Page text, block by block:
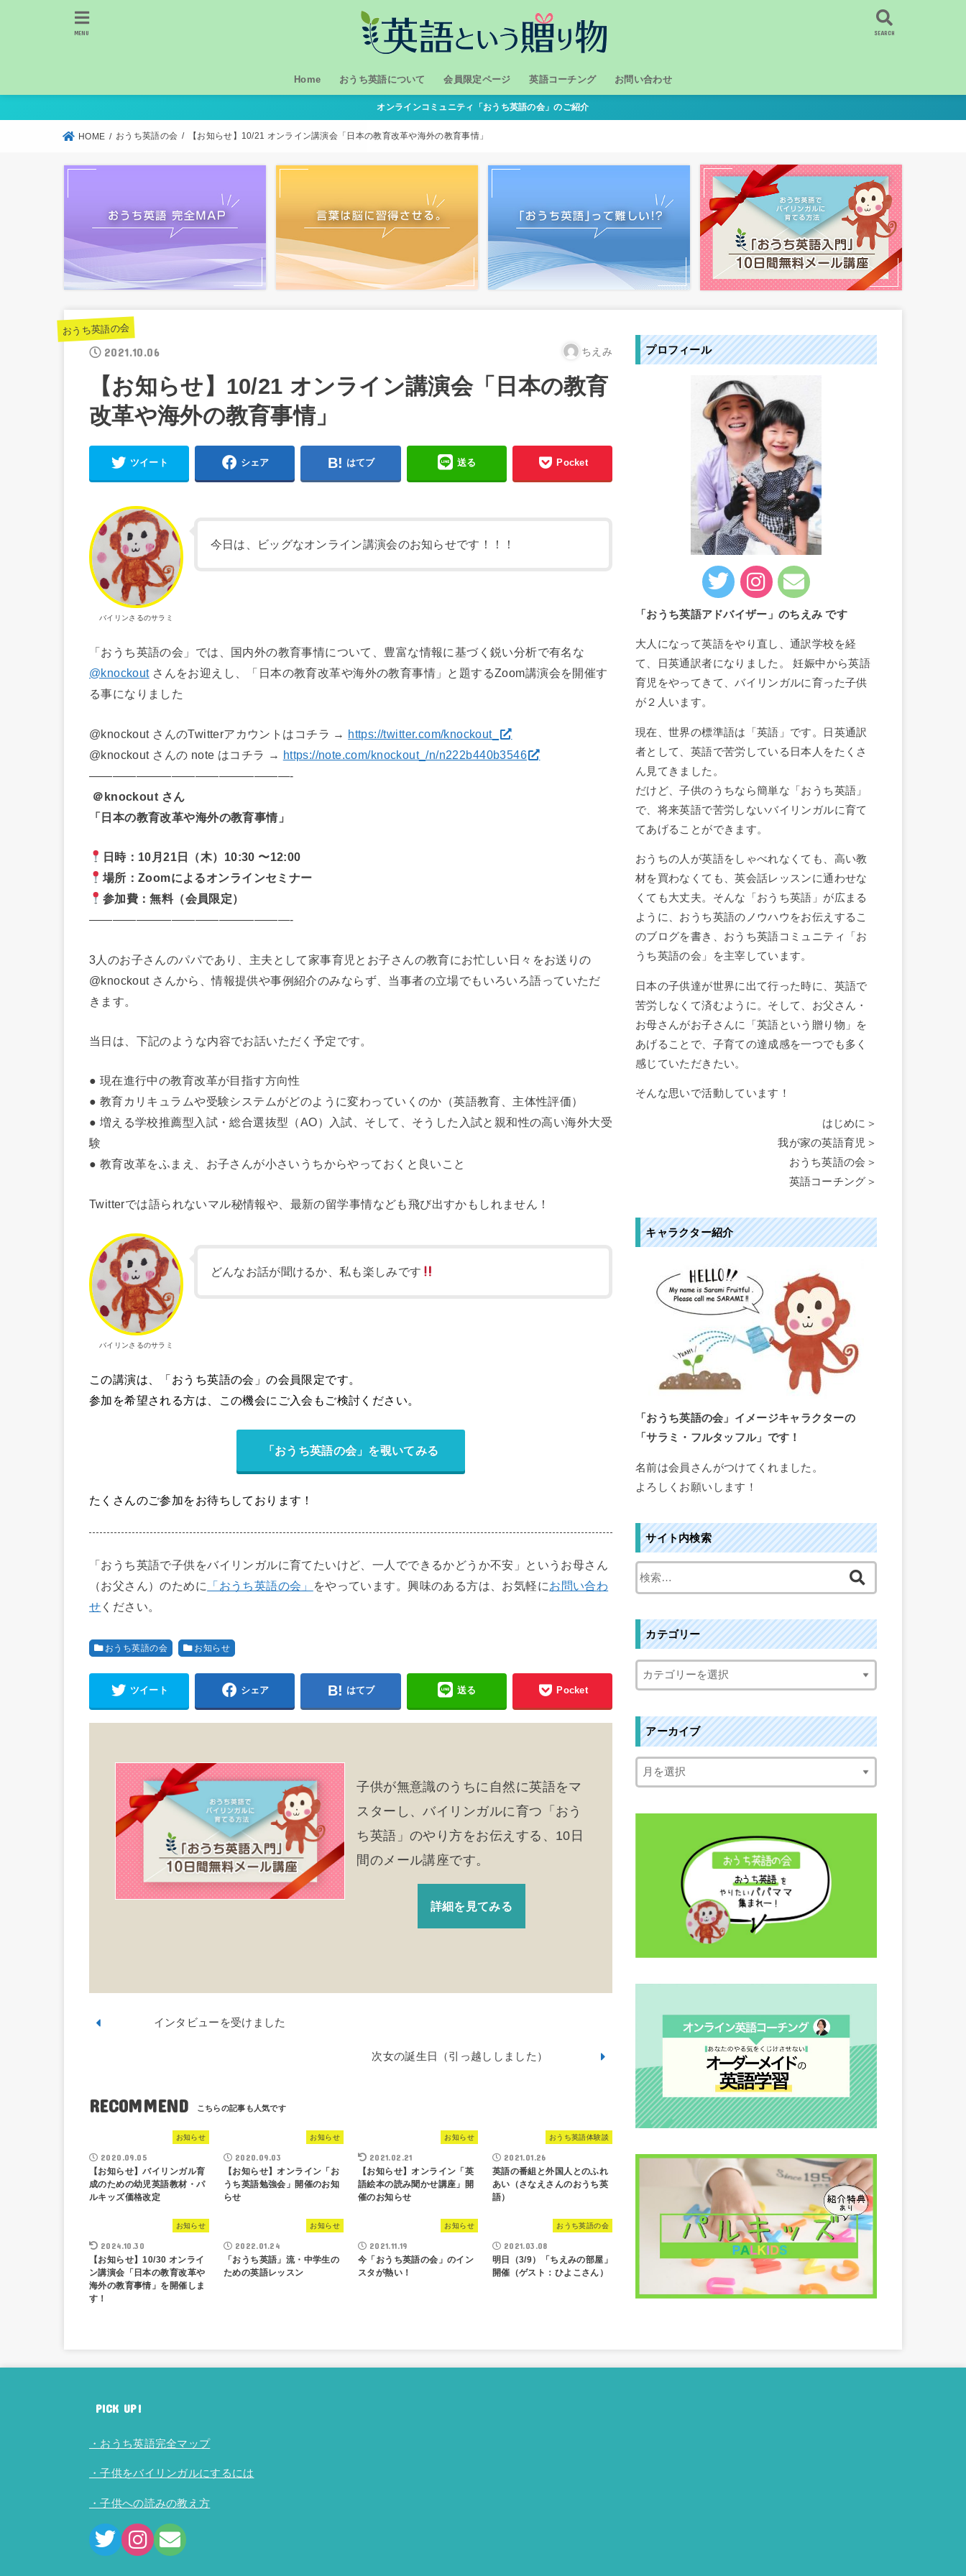
Home おうち英語について
１．我が家のおうち英語
２．どうして「おうち英語」？
３．おうち英語の進め方
おうち英語の体験談
おうち英語勉強会
会員限定ページ 英語コーチング お問い合わせ
SEARCH
MENU
オンラインコミュニティ「おうち英語の会」のご紹介
HOME おうち英語の会 【お知らせ】10/21 オンライン講演会「日本の教育改革や海外の教育事情」
おうち英語の会
2021.10.06 ちえみ
【お知らせ】10/21 オンライン講演会「日本の教育
改革や海外の教育事情」
ツイート シェア はてブ 送る Pocket
バイリンさるのサラミ
今日は、ビッグなオンライン講演会のお知らせです！！！
「おうち英語の会」では、国内外の教育事情について、豊富な情報に基づく鋭い分析で有名な
@knockoutさんをお迎えし、「日本の教育改革や海外の教育事情」と題するZoom講演会を開催す
る事になりました
@knockout さんのTwitterアカウントはコチラ → https://twitter.com/knockout_
@knockout さんの note はコチラ → https://note.com/knockout_/n/n222b440b3546
—————————————————-
＠knockout さん
「日本の教育改革や海外の教育事情」
日時：10月21日（木）10:30 〜12:00
場所：Zoomによるオンラインセミナー
参加費：無料（会員限定）
—————————————————-
3人のお子さんのパパであり、主夫として家事育児とお子さんの教育にお忙しい日々をお送りの
@knockout さんから、情報提供や事例紹介のみならず、当事者の立場でもいろいろ語っていただ
きます。
当日は、下記のような内容でお話いただく予定です。
● 現在進行中の教育改革が目指す方向性
● 教育カリキュラムや受験システムがどのように変わっていくのか（英語教育、主体性評価）
● 増える学校推薦型入試・総合選抜型（AO）入試、そして、そうした入試と親和性の高い海外大受
験
● 教育改革をふまえ、お子さんが小さいうちからやっておくと良いこと
Twitterでは語られないマル秘情報や、最新の留学事情なども飛び出すかもしれません！
バイリンさるのサラミ
どんなお話が聞けるか、私も楽しみです
この講演は、「おうち英語の会」の会員限定です。
参加を希望される方は、この機会にご入会もご検討ください。
「おうち英語の会」を覗いてみる
たくさんのご参加をお待ちしております！
「おうち英語で子供をバイリンガルに育てたいけど、一人でできるかどうか不安」というお母さん
（お父さん）のために
「おうち英語の会」 をやっています。興味のある方は、お気軽に お問い合わ
せ ください。
おうち英語の会 お知らせ
ツイート シェア はてブ 送る Pocket
子供が無意識のうちに自然に英語をマ
スターし、バイリンガルに育つ「おう
ち英語」のやり方をお伝えする、10日
間のメール講座です。
詳細を見てみる
インタビューを受けました
次女の誕生日（引っ越ししました）
RECOMMEND
お知らせ
2020.09.05
【お知らせ】バイリンガル育
成のための幼児英語教材・パ
ルキッズ価格改定
お知らせ
2020.09.03
【お知らせ】オンライン「お
うち英語勉強会」開催のお知
らせ
お知らせ
2021.02.21
【お知らせ】オンライン「英
語絵本の読み聞かせ講座」開
催のお知らせ
おうち英語体験談
2021.01.26
英語の番組と外国人とのふれ
あい（さなえさんのおうち英
語）
お知らせ
2024.10.30
【お知らせ】10/30 オンライ
ン講演会「日本の教育改革や
海外の教育事情」を開催しま
す！
お知らせ
2022.01.24
「おうち英語」流・中学生の
ための英語レッスン
お知らせ
2021.11.19
今「おうち英語の会」のイン
スタが熱い！
おうち英語の会
2021.03.08
明日（3/9）「ちえみの部屋」
開催（ゲスト：ひよこさん）
プロフィール
「おうち英語アドバイザー」のちえみ です
大人になって英語をやり直し、通訳学校を経
て、日英通訳者になりました。 妊娠中から英語
育児をやってきて、バイリンガルに育った子供
が２人います。
現在、世界の標準語は「英語」です。日英通訳
者として、英語で苦労している日本人をたくさ
ん見てきました。
だけど、子供のうちなら簡単な「おうち英語」
で、将来英語で苦労しないバイリンガルに育て
てあげることができます。
おうちの人が英語をしゃべれなくても、高い教
材を買わなくても、英会話レッスンに通わせな
くても大丈夫。そんな「おうち英語」が広まる
ように、おうち英語のノウハウをお伝えするこ
のブログを書き、おうち英語コミュニティ「お
うち英語の会」を主宰しています。
日本の子供達が世界に出て行った時に、英語で
苦労しなくて済むように。そして、お父さん・
お母さんがお子さんに「英語という贈り物」を
あげることで、子育ての達成感を一つでも多く
感じていただきたい。
そんな思いで活動しています！
はじめに＞
我が家の英語育児＞
おうち英語の会＞
英語コーチング＞
キャラクター紹介
「おうち英語の会」イメージキャラクターの
「サラミ・フルタッフル」です！
名前は会員さんがつけてくれました。
よろしくお願いします！
サイト内検索
索
カテゴリー
アーカイブ
PICK UP!
・おうち英語完全マップ
・子供をバイリンガルにするには
・子供への読みの教え方